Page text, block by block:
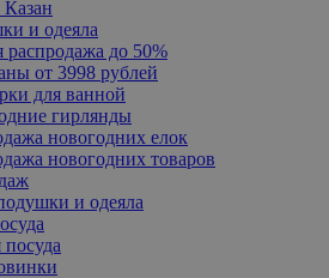
и одеяла
распродажа до 50%
от 3998 рублей
для ванной
гирлянды
новогодних елок
новогодних товаров
и одеяла
посуда